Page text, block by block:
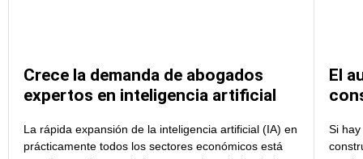
Crece la demanda de abogados
expertos en inteligencia artificial
La rápida expansión de la inteligencia artificial (IA) en
prácticamente todos los sectores económicos está
El
Si